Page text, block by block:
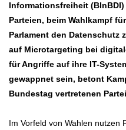
Informationsfreiheit
Parteien, beim Wahlkampf
Parlament den Datenschutz
auf Microtargeting bei
für Angriffe auf ihre IT-
gewappnet sein, betont
Bundestag vertretenen
Im Vorfeld von Wahlen nutzen